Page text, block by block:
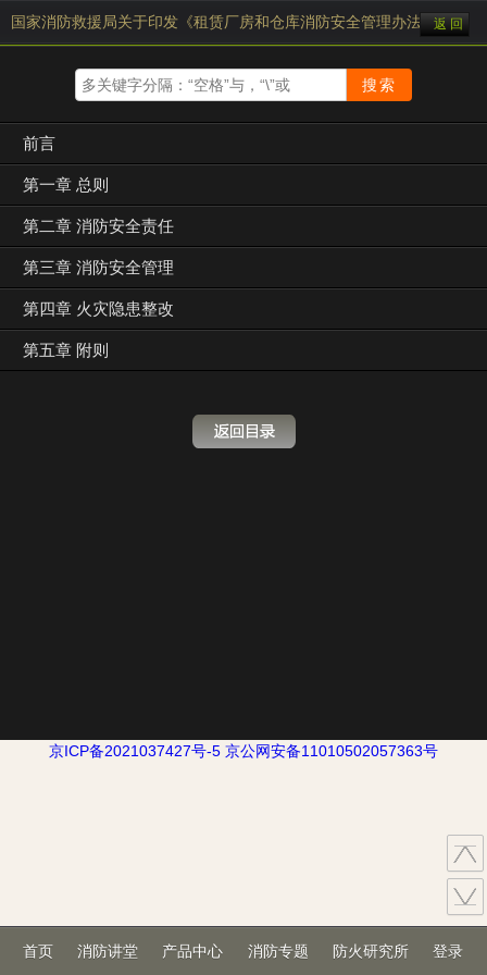
国家消防救援局关于印发《租赁厂房和仓库消防安全管理办法（试行）
返 回
前言
第一章 总则
第二章 消防安全责任
第三章 消防安全管理
第四章 火灾隐患整改
第五章 附则
首页 消防讲堂 产品中心 消防专题 防火研究所 登录
京ICP备2021037427号-5 京公网安备11010502057363号